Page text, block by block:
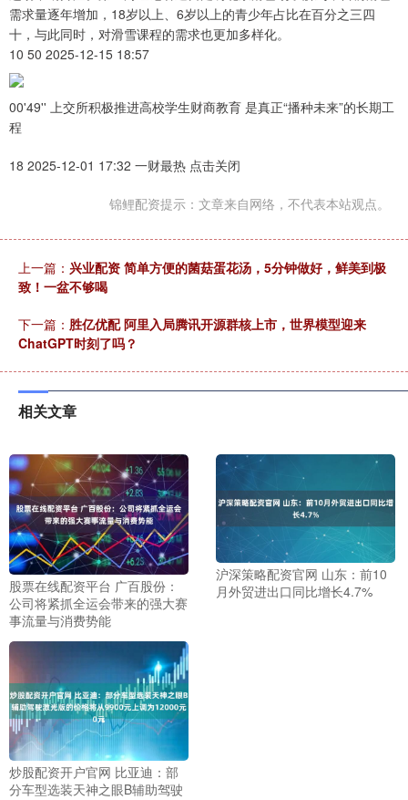
需求量逐年增加，18岁以上、6岁以上的青少年占比在百分之三四
十，与此同时，对滑雪课程的需求也更加多样化。
10 50 2025-12-15 18:57
00'49'' 上交所积极推进高校学生财商教育 是真正“播种未来”的长期工
程
18 2025-12-01 17:32 一财最热 点击关闭
锦鲤配资提示：文章来自网络，不代表本站观点。
上一篇： 兴业配资 简单方便的菌菇蛋花汤，5分钟做好，鲜美到极
致！一盆不够喝
下一篇： 胜亿优配 阿里入局腾讯开源群核上市，世界模型迎来
ChatGPT时刻了吗？
相关文章
股票在线配资平台 广百股份：
公司将紧抓全运会带来的强大赛
事流量与消费势能
沪深策略配资官网 山东：前10
月外贸进出口同比增长4.7%
炒股配资开户官网 比亚迪：部
分车型选装天神之眼B辅助驾驶